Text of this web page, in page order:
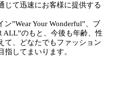
じて迅速にお客様に提供する
ン”Wear Your Wonderful”、ブ
ALL”のもと、今後も年齢、性
て、どなたでもファッション
指してまいります。